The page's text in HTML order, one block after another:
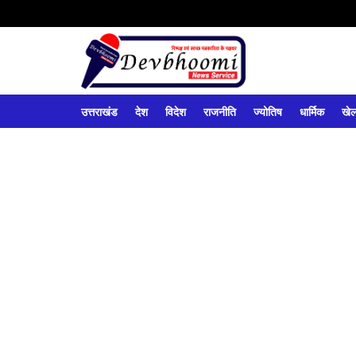
उत्तराखंड देश विदेश राजनीति ज्योतिष धार्मिक